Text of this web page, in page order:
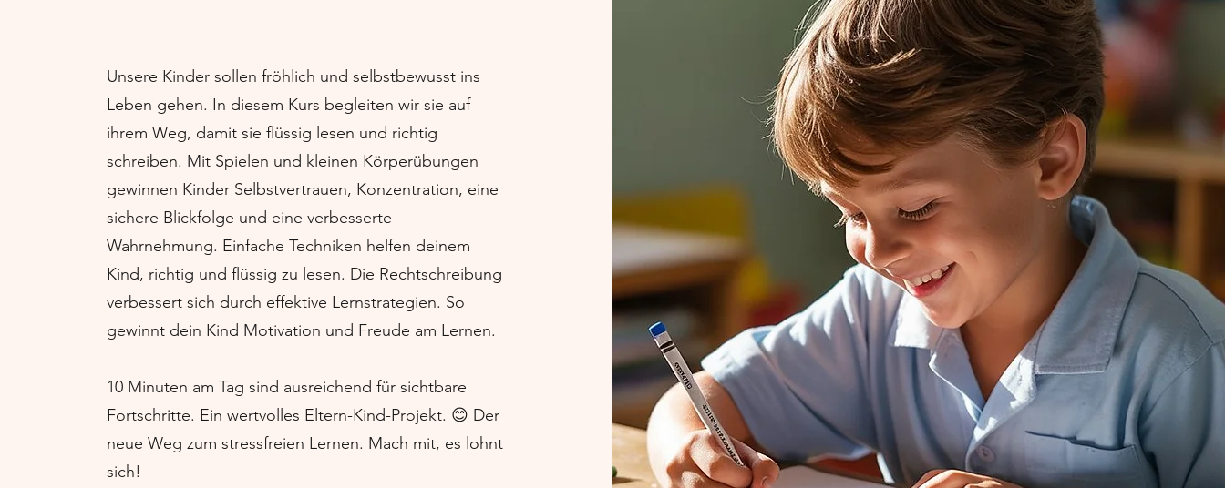
Unsere Kinder sollen fröhlich und selbstbewusst ins
Leben gehen. In diesem Kurs begleiten wir sie auf
ihrem Weg, damit sie flüssig lesen und richtig
schreiben. Mit Spielen und kleinen Körperübungen
gewinnen Kinder Selbstvertrauen, Konzentration, eine
sichere Blickfolge und eine verbesserte
Wahrnehmung. Einfache Techniken helfen deinem
Kind, richtig und flüssig zu lesen. Die Rechtschreibung
verbessert sich durch effektive Lernstrategien. So
gewinnt dein Kind Motivation und Freude am Lernen.
10 Minuten am Tag sind ausreichend für sichtbare
Fortschritte. Ein wertvolles Eltern-Kind-Projekt. 😊 Der
neue Weg zum stressfreien Lernen. Mach mit, es lohnt
sich!